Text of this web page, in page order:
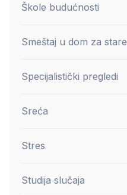
Škole budućnosti
Smeštaj u dom za stare
Specijalistički pregledi
Sreća
Stres
Studija slučaja